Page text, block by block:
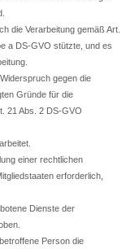
die Verarbeitung gemäß Art.
a DS-GVO stützte, und es
gegen die
Gründe für die
21 Abs. 2 DS-GVO
einer rechtlichen
erforderlich,
Dienste der
Person die